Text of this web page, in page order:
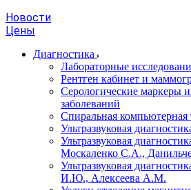
Новости
Цены
Диагностика
Лабораторные
Рентген кабинет и
Серологические маркеры
заболеваний
Спиральная компьютерная
Ультразвуковая
Ультразвуковая
Москаленко С.А.,
Ультразвуковая
И.Ю., Алексеева А.М.